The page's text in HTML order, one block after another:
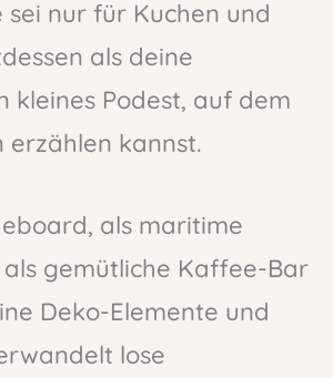
nur für Kuchen und
als deine
kleines Podest, auf dem
erzählen kannst.
als maritime
gemütliche Kaffee-Bar
Deko-Elemente und
lose